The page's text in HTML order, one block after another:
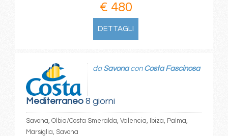
€ 480
DETTAGLI
Mediterraneo8 giorni
da Savonacon Costa Fascinosa
Savona, Olbia/Costa Smeralda, Valencia, Ibiza, Palma,
Marsiglia, Savona